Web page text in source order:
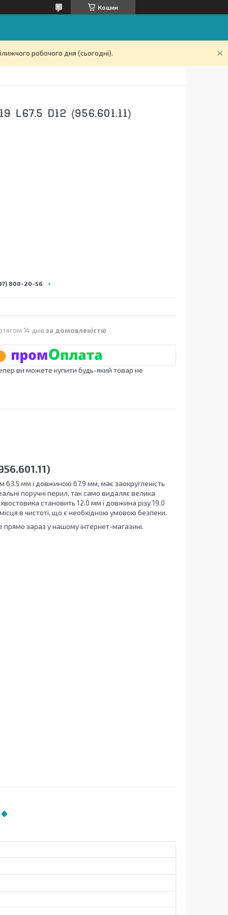
Кошик
робочого дня (сьогодні).
D12 (956.601.11)
800-20-56
14 днів за домовленістю
ви можете купити будь-який товар не
63.5 мм і довжиною 67.9 мм, має заокругленість
поручні перил, так само видаляє велика
становить 12.0 мм і довжина різу 19.0
в чистоті, що є необхідною умовою безпеки.
зараз у нашому інтернет-магазині.